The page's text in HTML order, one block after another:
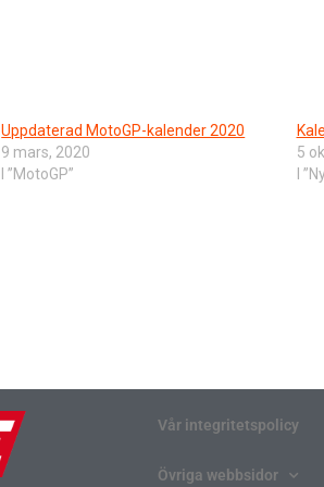
Uppdaterad MotoGP-kalender 2020
9 mars, 2020
I ”MotoGP”
5
I
Vår integritetspolicy
Övriga webbsidor